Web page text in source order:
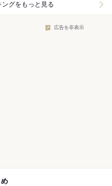
ングをもっと見る
広告を非表示